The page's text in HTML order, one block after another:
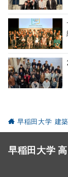
早稲田大学 建
早稲田大学